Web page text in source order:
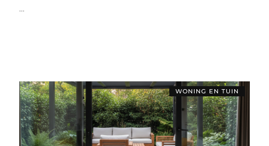
...
WONING EN TUIN